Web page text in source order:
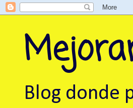
Blog donde